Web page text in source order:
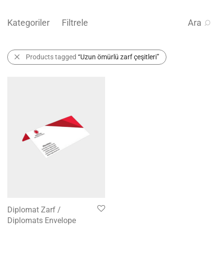
Kategoriler Filtrele Ara
Products tagged “Uzun ömürlü zarf çeşitleri”
Diplomat Zarf /
Diplomats Envelope